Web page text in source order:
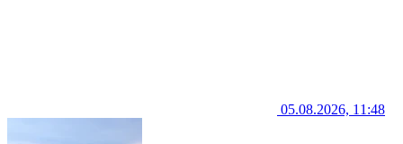
05.08.2026, 11:48